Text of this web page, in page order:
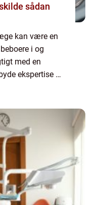
sådan
kan være en
i og
med en
ekspertise og